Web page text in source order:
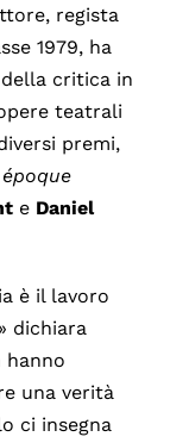
regista
1979, ha
critica in
teatrali
premi,
e Daniel
è il lavoro
dichiara
hanno
una verità
ci insegna